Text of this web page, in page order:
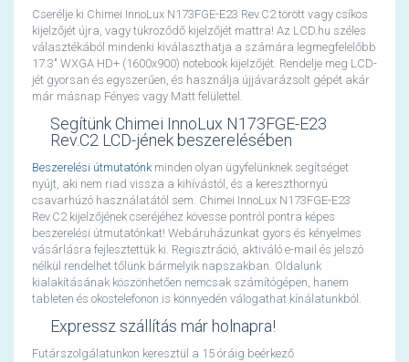
Cserélje ki Chimei InnoLux N173FGE-E23 Rev.C2 törött vagy csíkos
kijelzőjét újra, vagy tükröződő kijelzőjét mattra! Az LCD.hu széles
választékából mindenki kiválaszthatja a számára legmegfelelőbb
17.3" WXGA HD+ (1600x900) notebook kijelzőjét. Rendelje meg LCD-
jét gyorsan és egyszerűen, és használja újjávarázsolt gépét akár
már másnap Fényes vagy Matt felülettel.
Segítünk Chimei InnoLux N173FGE-E23
Rev.C2 LCD-jének beszerelésében
Beszerelési útmutatónkminden olyan ügyfelünknek segítséget
nyújt, aki nem riad vissza a kihívástól, és a kereszthornyú
csavarhúzó használatától sem. Chimei InnoLux N173FGE-E23
Rev.C2 kijelzőjének cseréjéhez kövesse pontról pontra képes
beszerelési útmutatónkat! Webáruházunkat gyors és kényelmes
vásárlásra fejlesztettük ki. Regisztráció, aktiváló e-mail és jelszó
nélkül rendelhet tőlünk bármelyik napszakban. Oldalunk
kialakításának köszönhetően nemcsak számítógépen, hanem
tableten és okostelefonon is könnyedén válogathat kínálatunkból.
Expressz szállítás már holnapra!
Futárszolgálatunkon keresztül a 15 óráig beérkező